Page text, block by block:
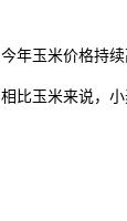
今年玉米价格持
相比玉米来说，